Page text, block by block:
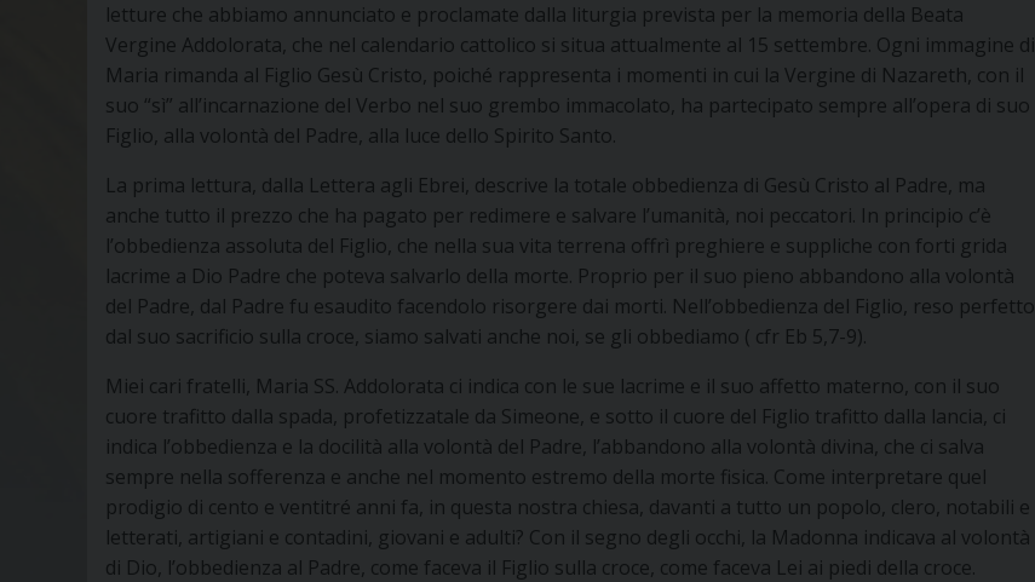
letture che abbiamo annunciato e proclamate dalla liturgia prevista per la memoria della Beata
Vergine Addolorata, che nel calendario cattolico si situa attualmente al 15 settembre. Ogni immagine di
Maria rimanda al Figlio Gesù Cristo, poiché rappresenta i momenti in cui la Vergine di Nazareth, con il
suo “sì” all’incarnazione del Verbo nel suo grembo immacolato, ha partecipato sempre all’opera di suo
Figlio, alla volontà del Padre, alla luce dello Spirito Santo.
La prima lettura, dalla Lettera agli Ebrei, descrive la totale obbedienza di Gesù Cristo al Padre, ma
anche tutto il prezzo che ha pagato per redimere e salvare l’umanità, noi peccatori. In principio c’è
l’obbedienza assoluta del Figlio, che nella sua vita terrena offrì preghiere e suppliche con forti grida
lacrime a Dio Padre che poteva salvarlo della morte. Proprio per il suo pieno abbandono alla volontà
del Padre, dal Padre fu esaudito facendolo risorgere dai morti. Nell’obbedienza del Figlio, reso perfetto
dal suo sacrificio sulla croce, siamo salvati anche noi, se gli obbediamo ( cfr Eb 5,7-9).
Miei cari fratelli, Maria SS. Addolorata ci indica con le sue lacrime e il suo affetto materno, con il suo
cuore trafitto dalla spada, profetizzatale da Simeone, e sotto il cuore del Figlio trafitto dalla lancia, ci
indica l’obbedienza e la docilità alla volontà del Padre, l’abbandono alla volontà divina, che ci salva
sempre nella sofferenza e anche nel momento estremo della morte fisica. Come interpretare quel
prodigio di cento e ventitré anni fa, in questa nostra chiesa, davanti a tutto un popolo, clero, notabili e
letterati, artigiani e contadini, giovani e adulti? Con il segno degli occhi, la Madonna indicava al volontà
di Dio, l’obbedienza al Padre, come faceva il Figlio sulla croce, come faceva Lei ai piedi della croce.